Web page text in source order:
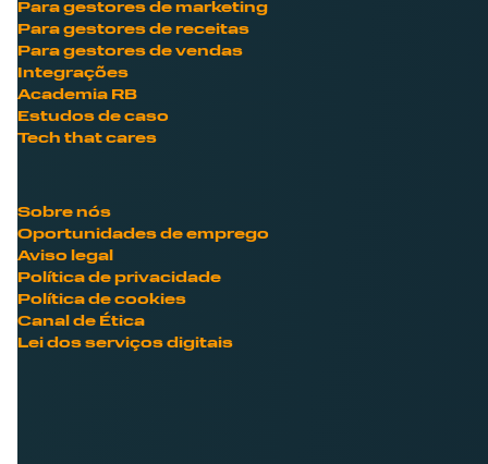
Para gestores de marketing
Para gestores de receitas
Para gestores de vendas
Integrações
Academia RB
Estudos de caso
Tech that cares
Sobre nós
Oportunidades de emprego
Aviso legal
Política de privacidade
Política de cookies
Canal de Ética
Lei dos serviços digitais